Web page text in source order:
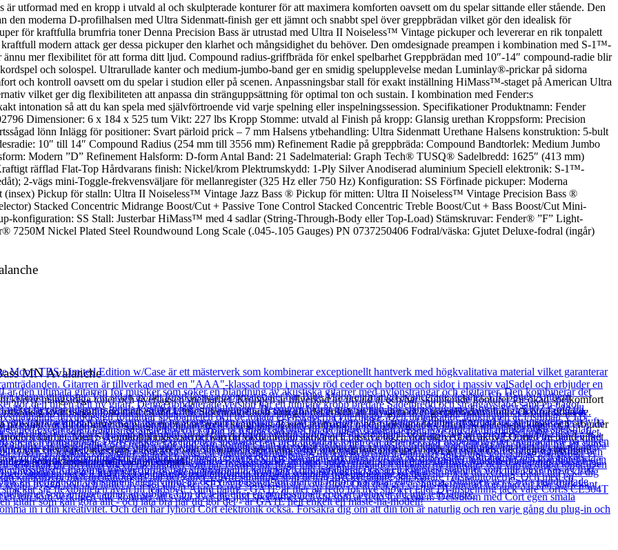
utformad med en kropp i utvald al och skulpterade konturer för att maximera komforten oavsett om du spelar sittande eller stående. Den
den moderna D-profilhalsen med Ultra Sidenmatt-finish ger ett jämnt och snabbt spel över greppbrädan vilket gör den idealisk för
för kraftfulla brumfria toner Denna Precision Bass är utrustad med Ultra II Noiseless™ Vintage pickuper och levererar en rik tonpalett
modern attack ger dessa pickuper den klarhet och mångsidighet du behöver. Den omdesignade preampen i kombination med S-1™-
mer flexibilitet för att forma ditt ljud. Compound radius-griffbräda för enkel spelbarhet Greppbrädan med 10″-14″ compound-radie blir
och solospel. Ultrarullade kanter och medium-jumbo-band ger en smidig spelupplevelse medan Luminlay®-prickar på sidorna
och kontroll oavsett om du spelar i studion eller på scenen. Anpassningsbar stall för exakt inställning HiMass™-staget på American Ultra
vilket ger dig flexibiliteten att anpassa din stränguppsättning för optimal ton och sustain. I kombination med Fender:s
intonation så att du kan spela med självförtroende vid varje spelning eller inspelningssession. Specifikationer Produktnamn: Fender
Dimensioner: 6 x 184 x 525 tum Vikt: 227 lbs Kropp Stomme: utvald al Finish på kropp: Glansig urethan Kroppsform: Precision
lönn Inlägg för positioner: Svart pärloid prick – 7 mm Halsens ytbehandling: Ultra Sidenmatt Urethane Halsens konstruktion: 5-bult
10″ till 14″ Compound Radius (254 mm till 3556 mm) Refinement Radie på greppbräda: Compound Bandtorlek: Medium Jumbo
Modern ”D” Refinement Halsform: D-form Antal Band: 21 Sadelmaterial: Graph Tech® TUSQ® Sadelbredd: 1625″ (413 mm)
räfflad Flat-Top Hårdvarans finish: Nickel/krom Plektrumskydd: 1-Ply Silver Anodiserad aluminium Speciell elektronik: S-1™-
2-vägs mini-Toggle-frekvensväljare för mellanregister (325 Hz eller 750 Hz) Konfiguration: SS Förfinade pickuper: Moderna
Pickup för stalln: Ultra II Noiseless™ Vintage Jazz Bass ® Pickup för mitten: Ultra II Noiseless™ Vintage Precision Bass ®
Stacked Concentric Midrange Boost/Cut + Passive Tone Control Stacked Concentric Treble Boost/Cut + Bass Boost/Cut Mini-
konfiguration: SS Stall: Justerbar HiMass™ med 4 sadlar (String-Through-Body eller Top-Load) Stämskruvar: Fender® ”F” Light-
7250M Nickel Plated Steel Roundwound Long Scale (.045-.105 Gauges) PN 0737250406 Fodral/väska: Gjutet Deluxe-fodral (ingår)
MN Avalanche
kräver mångsidiga toner och överlägsen spelbarhet. Kroppen är tillverkad av utvald al och har skulpterade konturer för ökad spelkomfort
kvartssågad lönn med en slät Ultra Sidenmatt-finish som gör det enkelt att navigera över greppbrädan i lönn. Och på sidan av
exakt var du befinner dig på greppbrädan även i svagt ljus. Basen är utrustad med nydesignade Ultra II Noiseless-pickuper och erbjuder
klarhet. Med S-1-omkopplingssystemet kan du växla mellan aktiva och passiva lägen och aktivera en aktiv EQ med tre band vilket
eller top-load-setups vilket ger exakt sustain och resonans. Med omdesignade pickuper hårdvara och hals med några ytterligare
produktionssortiment har att erbjuda.